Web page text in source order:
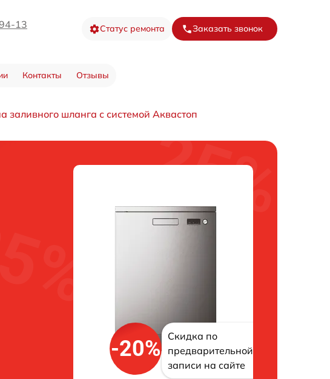
13 Статус ремонта Заказать звонок
Контакты Отзывы
заливного шланга с системой Аквастоп
-20%
Скидка по
предварительной
записи на сайте